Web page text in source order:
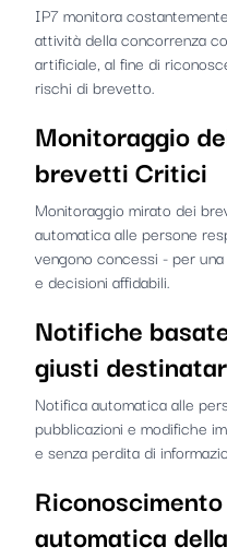
IP7 monitora
attività della concorrenza
artificiale, al fine di
rischi di brevetto.
Monitoraggio
brevetti Critici
Monitoraggio mirato dei
automatica alle persone
vengono concessi - per
e decisioni affidabili.
Notifiche
giusti
Notifica automatica alle
pubblicazioni e modifiche
e senza perdita di
automatica